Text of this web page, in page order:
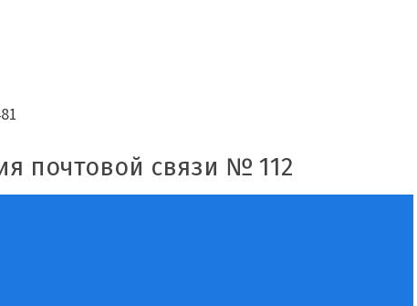
почтовой связи № 112